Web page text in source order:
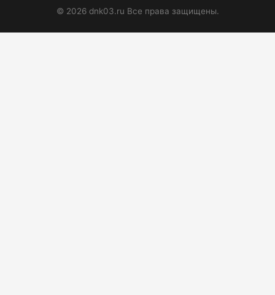
© 2026 dnk03.ru Все права защищены.